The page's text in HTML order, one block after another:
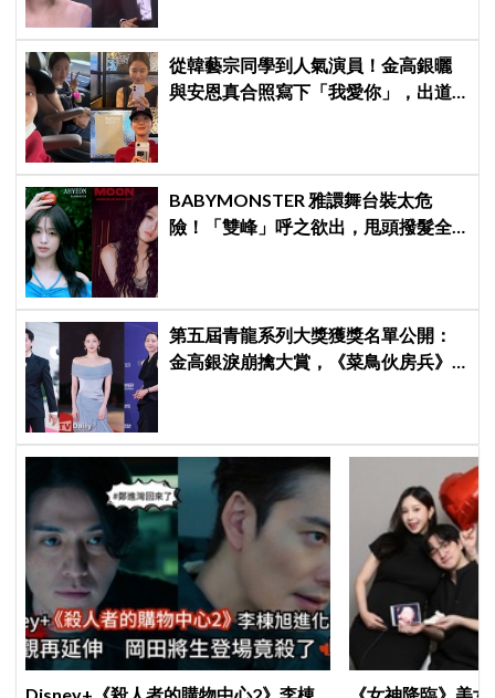
從韓藝宗同學到人氣演員！金高銀曬
與安恩真合照寫下「我愛你」，出道
BABYMONSTER 雅譞舞台裝太危
險！「雙峰」呼之欲出，甩頭撥髮全
第五屆青龍系列大獎獲獎名單公開：
金高銀淚崩擒大賞，《菜鳥伙房兵》